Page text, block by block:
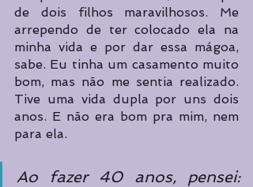
de dois filhos maravilhosos. Me
arrependo de ter colocado ela na
minha vida e por dar essa mágoa,
sabe. Eu tinha um casamento muito
bom, mas não me sentia realizado.
Tive uma vida dupla por uns dois
anos. E não era bom pra mim, nem
para ela.
Ao fazer 40 anos, pensei: